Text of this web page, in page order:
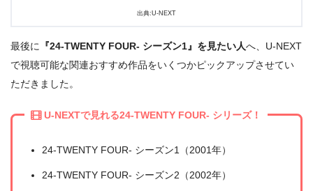
出典:U-NEXT
最後に 『24-TWENTY FOUR- シーズン1』を見たい人へ、U-NEXT
で視聴可能な関連おすすめ作品をいくつかピックアップさせてい
ただきました。
U-NEXTで見れる24-TWENTY FOUR- シリーズ！
24-TWENTY FOUR- シーズン1（2001年）
24-TWENTY FOUR- シーズン2（2002年）